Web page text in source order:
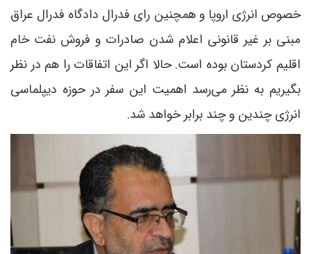
خصوص انرژی اروپا و همچنین رای فدرال دادگاه فدرال عراق
مبنی بر غیر قانونی اعلام شدن صادرات و فروش نفت خام
اقلیم کردستان بوده است. حالا اگر این اتفاقات را هم در نظر
بگیریم به نظر می‌رسد اهمیت این سفر در حوزه دیپلماسی
انرژی چندین و چند برابر خواهد شد.